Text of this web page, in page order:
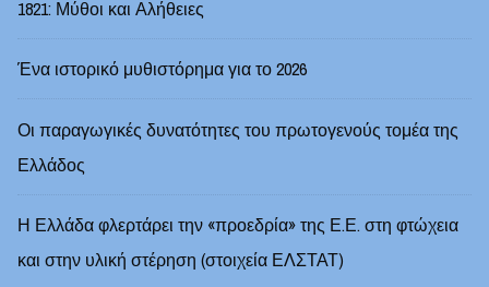
1821: Μύθοι και Αλήθειες
Ένα ιστορικό μυθιστόρημα για το 2026
Οι παραγωγικές δυνατότητες του πρωτογενούς τομέα της
Ελλάδος
Η Ελλάδα φλερτάρει την «προεδρία» της Ε.Ε. στη φτώχεια
και στην υλική στέρηση (στοιχεία ΕΛΣΤΑΤ)